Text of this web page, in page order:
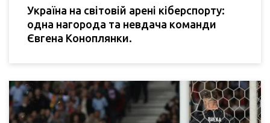
Україна на світовій арені кіберспорту:
одна нагорода та невдача команди
Євгена Коноплянки.